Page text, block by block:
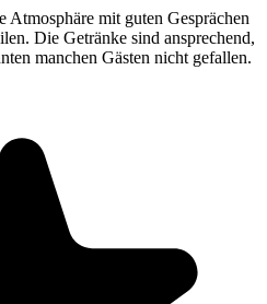
Atmosphäre mit guten Gesprächen
Die Getränke sind ansprechend,
manchen Gästen nicht gefallen.